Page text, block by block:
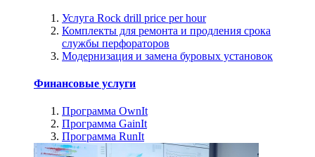
Услуга Rock drill price per hour
Комплекты для ремонта и продления срока
службы перфораторов
Модернизация и замена буровых установок
Финансовые услуги
Программа OwnIt
Программа GainIt
Программа RunIt